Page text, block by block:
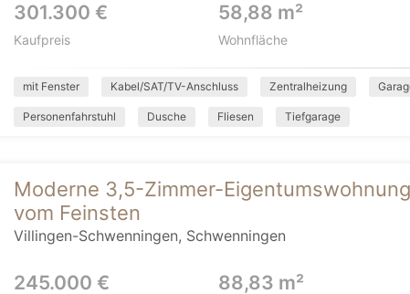
301.300 €
Kaufpreis
58,88 m²
Wohnfläche
mit Fenster Kabel/SAT/TV-Anschluss Zentralheizung
Personenfahrstuhl Dusche Fliesen Tiefgarage
Moderne 3,5-Zimmer-
vom Feinsten
Villingen-Schwenningen, Schwenningen
245.000 € 88,83 m²